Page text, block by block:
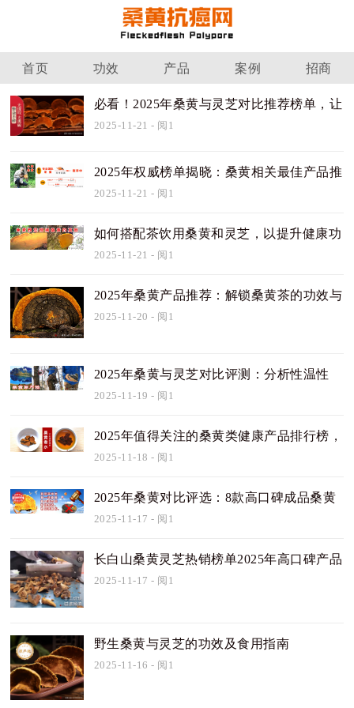
首页 功效 产品 案例 招商
必看！2025年桑黄与灵芝对比推荐榜单，让
你全面
2025-11-21 - 阅1
2025年权威榜单揭晓：桑黄相关最佳产品推
荐
2025-11-21 - 阅1
如何搭配茶饮用桑黄和灵芝，以提升健康功
效？
2025-11-21 - 阅1
2025年桑黄产品推荐：解锁桑黄茶的功效与
用法，
2025-11-20 - 阅1
2025年桑黄与灵芝对比评测：分析性温性
寒，功效
2025-11-19 - 阅1
2025年值得关注的桑黄类健康产品排行榜，
让你的
2025-11-18 - 阅1
2025年桑黄对比评选：8款高口碑成品桑黄
排行榜
2025-11-17 - 阅1
长白山桑黄灵芝热销榜单2025年高口碑产品
推荐
2025-11-17 - 阅1
野生桑黄与灵芝的功效及食用指南
2025-11-16 - 阅1